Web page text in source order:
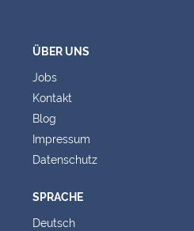
ÜBER UNS
Jobs
Kontakt
Blog
Impressum
Datenschutz
SPRACHE
Deutsch